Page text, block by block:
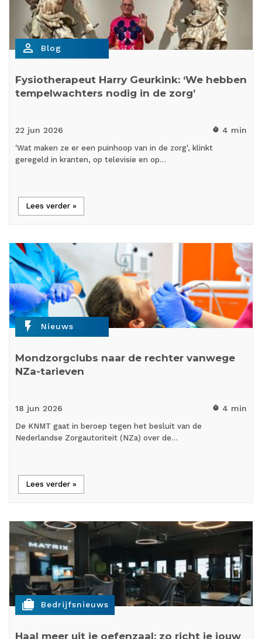
person_outline Blog
Fysiotherapeut Harry Geurkink: ‘We hebben
tempelwachters nodig in de zorg’
22 jun 2026 timer 4 min
'Wat maken ze er een puinhoop van in de zorg', klinkt
geregeld in kranten, op televisie en op…
Lees verder »
flash_on Nieuws
Mondzorgclubs naar de rechter vanwege
NZa-tarieven
18 jun 2026 timer 4 min
De KNMT gaat in beroep tegen het besluit van de
Nederlandse Zorgautoriteit (NZa) over de…
Lees verder »
cases Bedrijfsnieuws
Haal meer uit je oefenzaal: zo richt je jouw